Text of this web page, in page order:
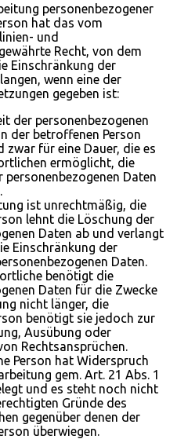
personenbezogener
hat das vom
und
Recht, von dem
Einschränkung der
wenn eine der
gegeben ist:
der personenbezogenen
der betroffenen Person
zwar für eine Dauer, die es
ermöglicht, die
personenbezogenen Daten
ist unrechtmäßig, die
lehnt die Löschung der
Daten ab und verlangt
Einschränkung der
Daten.
benötigt die
Daten für die Zwecke
nicht länger, die
benötigt sie jedoch zur
Ausübung oder
Rechtsansprüchen.
Person hat Widerspruch
gem. Art. 21 Abs. 1
und es steht noch nicht
Gründe des
gegenüber denen der
überwiegen.